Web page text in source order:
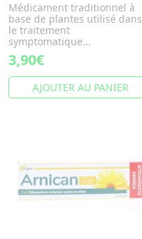
Médicament traditionnel à
base de plantes utilisé dans
le traitement
symptomatique...
3,90€
AJOUTER AU PANIER